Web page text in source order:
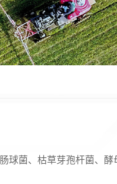
代理政策
球菌、枯草芽孢杆菌、